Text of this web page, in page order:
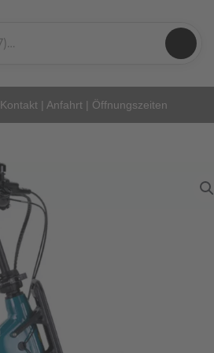
Kontakt | Anfahrt | Öffnungszeiten